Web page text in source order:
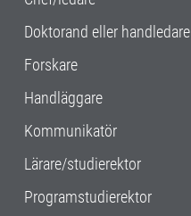
Doktorand eller handledare
Forskare
Handläggare
Kommunikatör
Lärare/studierektor
Programstudierektor